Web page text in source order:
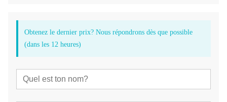
Obtenez le dernier prix? Nous répondrons dès que possible
(dans les 12 heures)